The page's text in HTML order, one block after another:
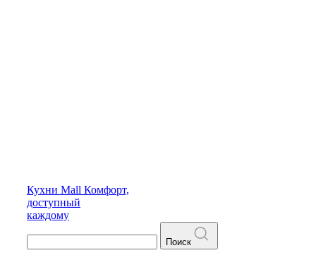
Кухни Mall Комфорт,
доступный
каждому
Поиск